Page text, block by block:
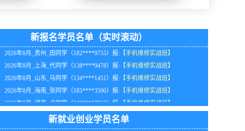
新报名学员名单（实时滚动）
2026年8月_天津_林同学（151****2826）报: 【手机维修实战班】
2026年8月_上海_代同学（138****9478）报: 【手机维修实战班】
2026年8月_山东_马同学（134****1451）报: 【手机维修实战班】
2026年8月_海南_张同学（185****3500）报: 【手机维修实战班】
2026年8月_湖南_卢同学（139****7858）报: 【手机维修实战班】
新就业创业学员名单
祝贺钟同学（135****4799）2026年8月我校推荐到黑龙江工作
祝贺谭同学（132****6610）2026年8月在河南自行创业！
祝贺苏同学（132****3286）2026年8月我校推荐到浙江工作！
祝贺杨同学（184****5836）2026年8月我校推荐到安徽工作！
祝贺王同学（155****4574）2026年8月我校推荐到重庆工作！
祝贺钟同学（139****5355）2026年8月我校推荐到重庆工作！
祝贺杨同学（184****5127）2026年8月我校推荐到北京工作！